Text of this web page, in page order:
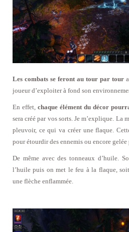
Les combats se feront au tour par tour
joueur d’exploiter à fond son
En effet, chaque élément du décor
sera créé par vos sorts. Je m’explique. La
pleuvoir, ce qui va créer une flaque.
pour étourdir des ennemis ou encore
De même avec des tonneaux d’huile.
l’huile puis on met le feu à la flaque,
une flèche enflammée.